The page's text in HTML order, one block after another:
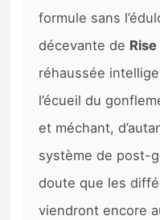
formule sans
décevante de Rise
réhaussée
l’écueil du
et méchant,
système de post-
doute que les
viendront encore